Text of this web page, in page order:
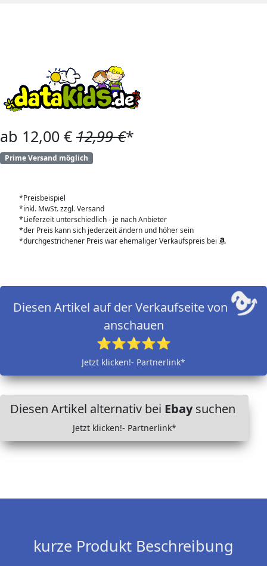
ab 12,00 € 12,99 €*
Prime Versand möglich
*Preisbeispiel
*inkl. MwSt. zzgl. Versand
*Lieferzeit unterschiedlich - je nach Anbieter
*der Preis kann sich jederzeit ändern und höher sein
*durchgestrichener Preis war ehemaliger Verkaufspreis bei
Diesen Artikel auf der Verkaufseite von
anschauen
⭐⭐⭐⭐⭐
Jetzt klicken!- Partnerlink*
Diesen Artikel alternativ bei Ebaysuchen
Jetzt klicken!- Partnerlink*
kurze Produkt Beschreibung